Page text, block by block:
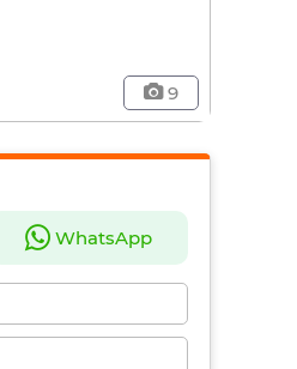
9
WhatsApp